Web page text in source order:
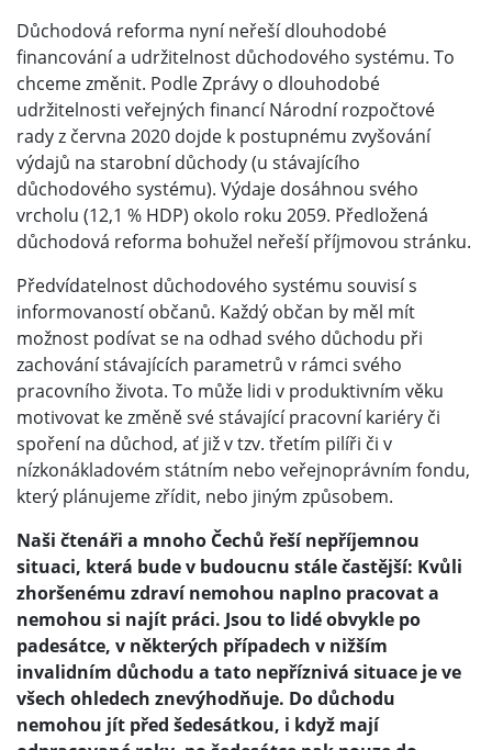
Důchodová reforma nyní neřeší dlouhodobé
financování a udržitelnost důchodového systému. To
chceme změnit. Podle Zprávy o dlouhodobé
udržitelnosti veřejných financí Národní rozpočtové
rady z června 2020 dojde k postupnému zvyšování
výdajů na starobní důchody (u stávajícího
důchodového systému). Výdaje dosáhnou svého
vrcholu (12,1 % HDP) okolo roku 2059. Předložená
důchodová reforma bohužel neřeší příjmovou stránku.
Předvídatelnost důchodového systému souvisí s
informovaností občanů. Každý občan by měl mít
možnost podívat se na odhad svého důchodu při
zachování stávajících parametrů v rámci svého
pracovního života. To může lidi v produktivním věku
motivovat ke změně své stávající pracovní kariéry či
spoření na důchod, ať již v tzv. třetím pilíři či v
nízkonákladovém státním nebo veřejnoprávním fondu,
který plánujeme zřídit, nebo jiným způsobem.
Naši čtenáři a mnoho Čechů řeší nepříjemnou
situaci, která bude v budoucnu stále častější: Kvůli
zhoršenému zdraví nemohou naplno pracovat a
nemohou si najít práci. Jsou to lidé obvykle po
padesátce, v některých případech v nižším
invalidním důchodu a tato nepříznivá situace je ve
všech ohledech znevýhodňuje. Do důchodu
nemohou jít před šedesátkou, i když mají